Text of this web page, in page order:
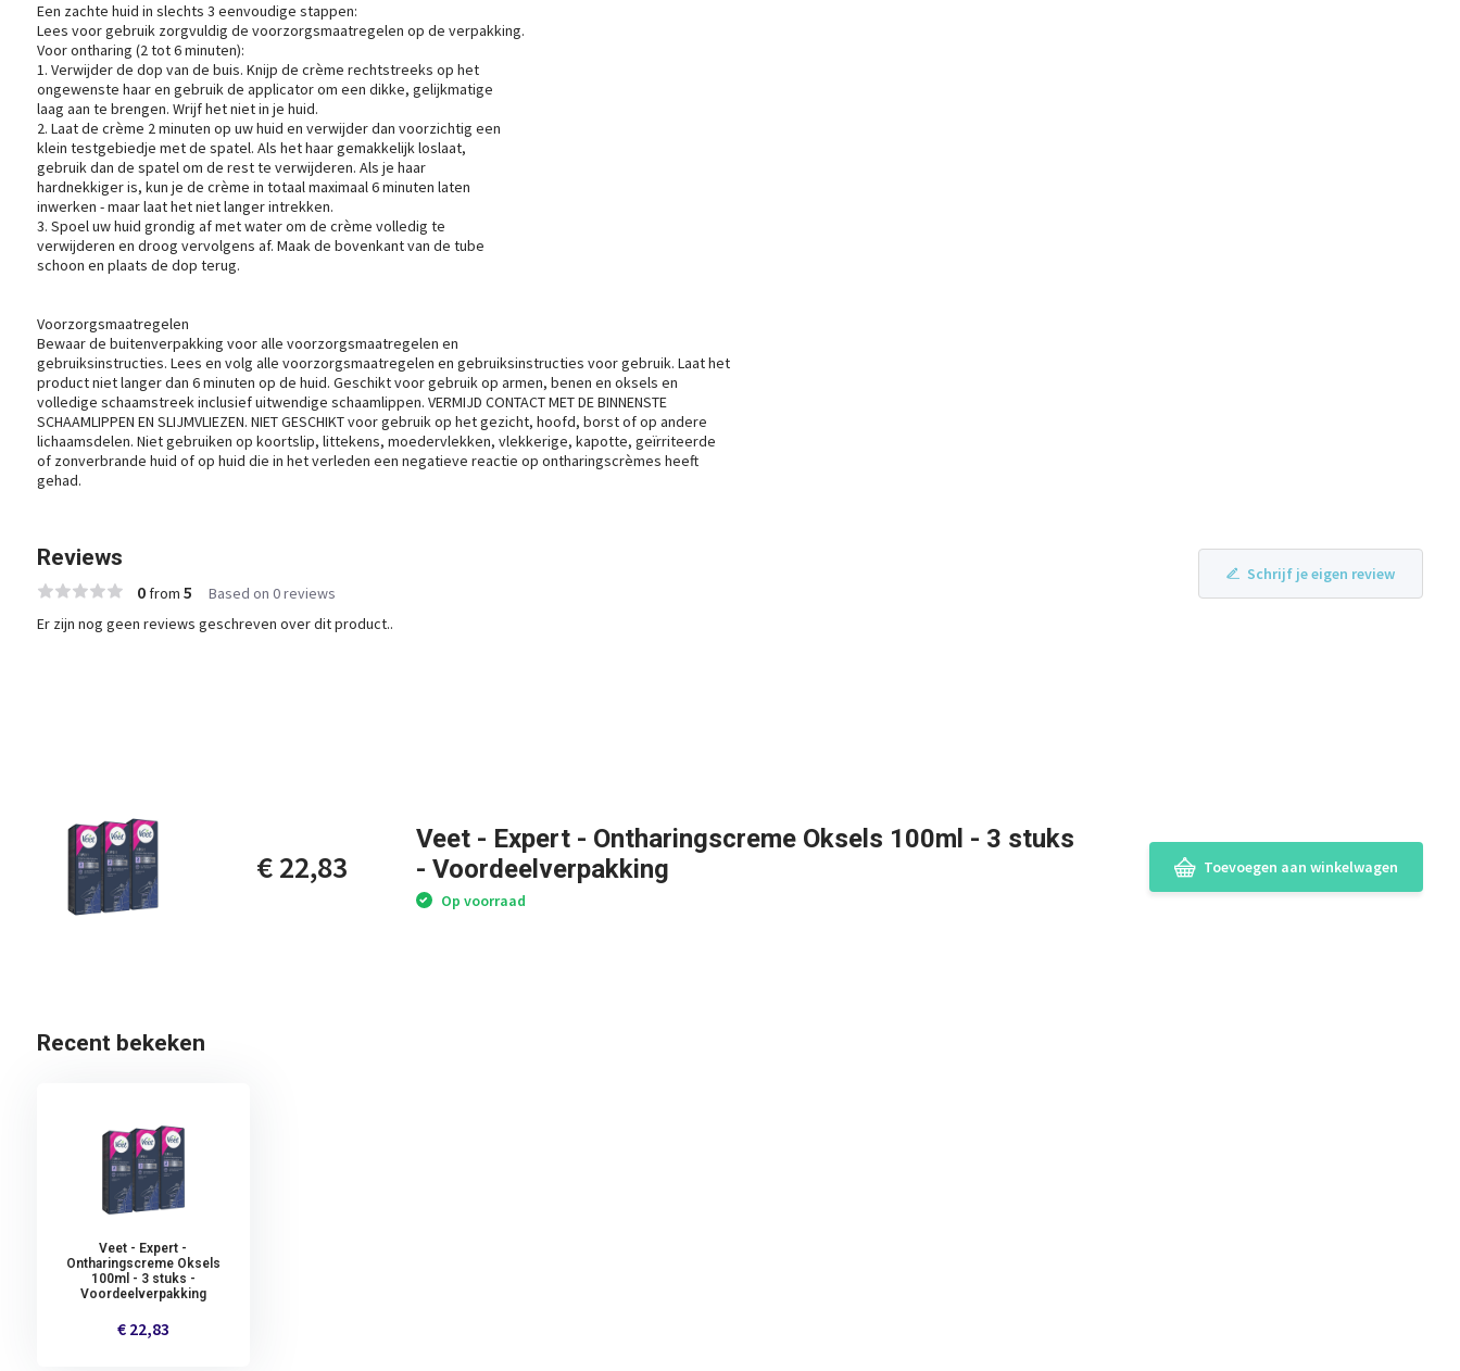
Een zachte huid in slechts 3 eenvoudige stappen:
Lees voor gebruik zorgvuldig de voorzorgsmaatregelen op de verpakking.
Voor ontharing (2 tot 6 minuten):
1. Verwijder de dop van de buis. Knijp de crème rechtstreeks op het
ongewenste haar en gebruik de applicator om een dikke, gelijkmatige
laag aan te brengen. Wrijf het niet in je huid.
2. Laat de crème 2 minuten op uw huid en verwijder dan voorzichtig een
klein testgebiedje met de spatel. Als het haar gemakkelijk loslaat,
gebruik dan de spatel om de rest te verwijderen. Als je haar
hardnekkiger is, kun je de crème in totaal maximaal 6 minuten laten
inwerken - maar laat het niet langer intrekken.
3. Spoel uw huid grondig af met water om de crème volledig te
verwijderen en droog vervolgens af. Maak de bovenkant van de tube
schoon en plaats de dop terug.
Voorzorgsmaatregelen
Bewaar de buitenverpakking voor alle voorzorgsmaatregelen en
gebruiksinstructies. Lees en volg alle voorzorgsmaatregelen en gebruiksinstructies voor gebruik. Laat het
product niet langer dan 6 minuten op de huid. Geschikt voor gebruik op armen, benen en oksels en
volledige schaamstreek inclusief uitwendige schaamlippen. VERMIJD CONTACT MET DE BINNENSTE
SCHAAMLIPPEN EN SLIJMVLIEZEN. NIET GESCHIKT voor gebruik op het gezicht, hoofd, borst of op andere
lichaamsdelen. Niet gebruiken op koortslip, littekens, moedervlekken, vlekkerige, kapotte, geïrriteerde
of zonverbrande huid of op huid die in het verleden een negatieve reactie op ontharingscrèmes heeft
gehad.
Reviews
0from 5 Based on 0 reviews
Schrijf je eigen review
Er zijn nog geen reviews geschreven over dit product..
€ 22,83
Veet - Expert - Ontharingscreme Oksels 100ml - 3 stuks
- Voordeelverpakking
Op voorraad
Toevoegen aan winkelwagen
Recent bekeken
Veet - Expert -
Ontharingscreme Oksels
100ml - 3 stuks -
Voordeelverpakking
€ 22,83